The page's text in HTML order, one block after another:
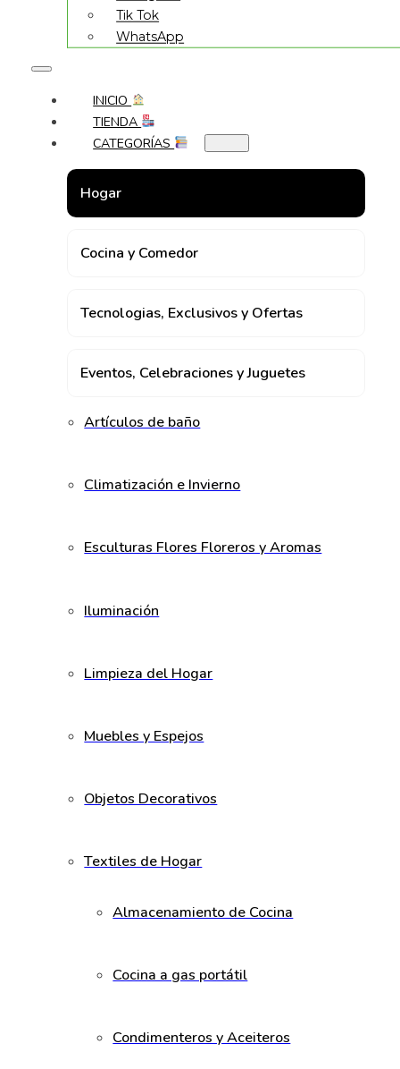
Tik Tok
WhatsApp
INICIO
TIENDA
CATEGORÍAS
Hogar
Cocina y Comedor
Tecnologias, Exclusivos y Ofertas
Eventos, Celebraciones y Juguetes
Artículos de baño
Climatización e Invierno
Esculturas Flores Floreros y Aromas
Iluminación
Limpieza del Hogar
Muebles y Espejos
Objetos Decorativos
Textiles de Hogar
Almacenamiento de Cocina
Cocina a gas portátil
Condimenteros y Aceiteros